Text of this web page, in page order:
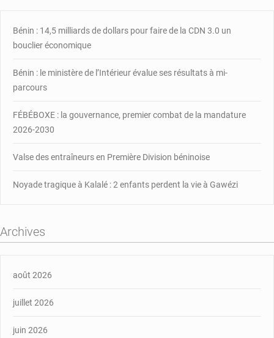
Bénin : 14,5 milliards de dollars pour faire de la CDN 3.0 un
bouclier économique
Bénin : le ministère de l’Intérieur évalue ses résultats à mi-
parcours
FÉBÉBOXE : la gouvernance, premier combat de la mandature
2026-2030
Valse des entraîneurs en Première Division béninoise
Noyade tragique à Kalalé : 2 enfants perdent la vie à Gawézi
Archives
août 2026
juillet 2026
juin 2026